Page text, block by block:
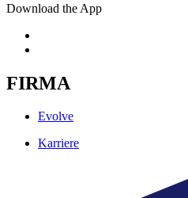
Download the App
FIRMA
Evolve
Karriere